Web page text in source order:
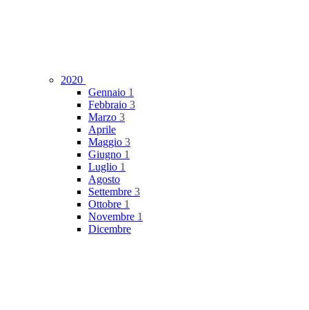
2020
Gennaio 1
Febbraio 3
Marzo 3
Aprile
Maggio 3
Giugno 1
Luglio 1
Agosto
Settembre 3
Ottobre 1
Novembre 1
Dicembre